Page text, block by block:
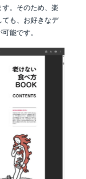
。そのため、楽
も、お好きなデ
能です。